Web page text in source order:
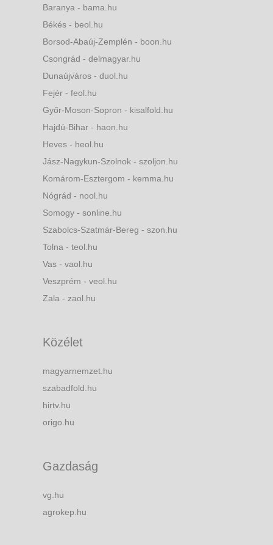
Baranya - bama.hu
Békés - beol.hu
Borsod-Abaúj-Zemplén - boon.hu
Csongrád - delmagyar.hu
Dunaújváros - duol.hu
Fejér - feol.hu
Győr-Moson-Sopron - kisalfold.hu
Hajdú-Bihar - haon.hu
Heves - heol.hu
Jász-Nagykun-Szolnok - szoljon.hu
Komárom-Esztergom - kemma.hu
Nógrád - nool.hu
Somogy - sonline.hu
Szabolcs-Szatmár-Bereg - szon.hu
Tolna - teol.hu
Vas - vaol.hu
Veszprém - veol.hu
Zala - zaol.hu
Közélet
magyarnemzet.hu
szabadfold.hu
hirtv.hu
origo.hu
Gazdaság
vg.hu
agrokep.hu